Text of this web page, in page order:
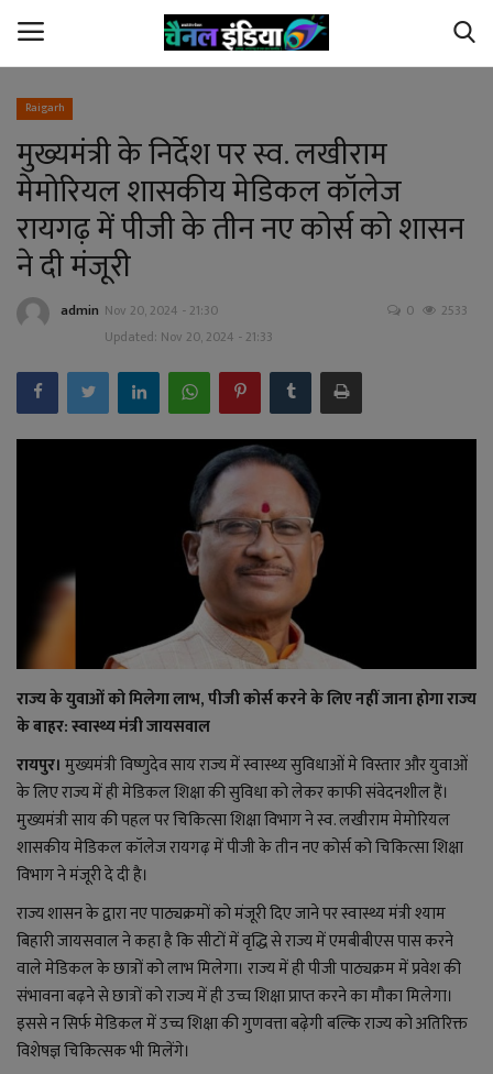
Home
Contact Us
छत्तीसगढ़
देश
अपराध
बिजनेस
मनोरंजन
ज्ञान विज्ञान
करिअर
वाद विवाद
संपादकीय
धर्म
लाइफ स्टाइल
जोक्स
Raigarh
मुख्यमंत्री के निर्देश पर स्व. लखीराम
मेमोरियल शासकीय मेडिकल कॉलेज
रायगढ़ में पीजी के तीन नए कोर्स को शासन
ने दी मंजूरी
admin Nov 20, 2024 - 21:30
Updated: Nov 20, 2024 - 21:33
0 2533
राज्य के युवाओं को मिलेगा लाभ, पीजी कोर्स करने के लिए नहीं जाना होगा राज्य
के बाहर: स्वास्थ्य मंत्री जायसवाल
रायपुर। मुख्यमंत्री विष्णुदेव साय राज्य में स्वास्थ्य सुविधाओं मे विस्तार और युवाओं
के लिए राज्य में ही मेडिकल शिक्षा की सुविधा को लेकर काफी संवेदनशील हैं।
मुख्यमंत्री साय की पहल पर चिकित्सा शिक्षा विभाग ने स्व. लखीराम मेमोरियल
शासकीय मेडिकल कॉलेज रायगढ़ में पीजी के तीन नए कोर्स को चिकित्सा शिक्षा
विभाग ने मंजूरी दे दी है।
राज्य शासन के द्वारा नए पाठ्यक्रमों को मंजूरी दिए जाने पर स्वास्थ्य मंत्री श्याम
बिहारी जायसवाल ने कहा है कि सीटों में वृद्धि से राज्य में एमबीबीएस पास करने
वाले मेडिकल के छात्रों को लाभ मिलेगा। राज्य में ही पीजी पाठ्यक्रम में प्रवेश की
संभावना बढ़ने से छात्रों को राज्य में ही उच्च शिक्षा प्राप्त करने का मौका मिलेगा।
इससे न सिर्फ मेडिकल में उच्च शिक्षा की गुणवत्ता बढ़ेगी बल्कि राज्य को अतिरिक्त
विशेषज्ञ चिकित्सक भी मिलेंगे।